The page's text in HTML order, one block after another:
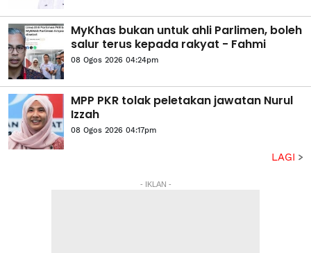
MyKhas bukan untuk ahli Parlimen, boleh
salur terus kepada rakyat - Fahmi
08 Ogos 2026 04:24pm
MPP PKR tolak peletakan jawatan Nurul
Izzah
08 Ogos 2026 04:17pm
LAGI
- IKLAN -